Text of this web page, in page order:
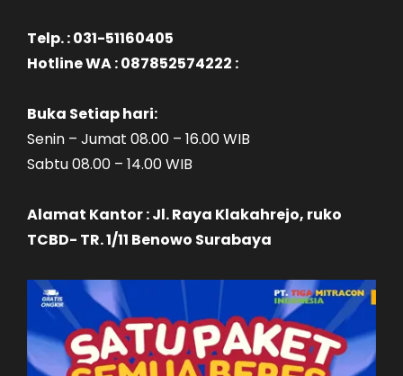
Telp. : 031-51160405
Hotline WA : 087852574222 :
Buka Setiap hari:
Senin – Jumat 08.00 – 16.00 WIB
Sabtu 08.00 – 14.00 WIB
Alamat Kantor : Jl. Raya Klakahrejo, ruko
TCBD- TR. 1/11 Benowo Surabaya